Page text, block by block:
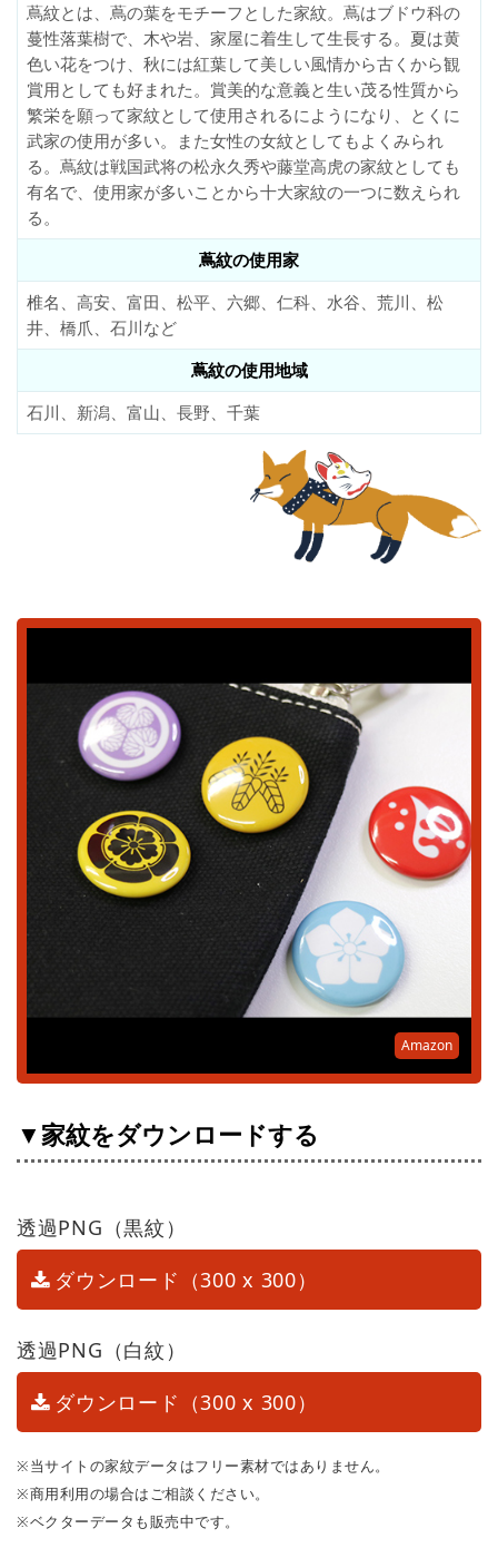
蔦紋とは、蔦の葉をモチーフとした家紋。蔦はブドウ科の
蔓性落葉樹で、木や岩、家屋に着生して生長する。夏は黄
色い花をつけ、秋には紅葉して美しい風情から古くから観
賞用としても好まれた。賞美的な意義と生い茂る性質から
繁栄を願って家紋として使用されるにようになり、とくに
武家の使用が多い。また女性の女紋としてもよくみられ
る。蔦紋は戦国武将の松永久秀や藤堂高虎の家紋としても
有名で、使用家が多いことから十大家紋の一つに数えられ
る。
蔦紋の使用家
椎名、高安、富田、松平、六郷、仁科、水谷、荒川、松
井、橋爪、石川など
蔦紋の使用地域
石川、新潟、富山、長野、千葉
Amazon
▼家紋をダウンロードする
透過PNG（黒紋）
ダウンロード（300 x 300）
透過PNG（白紋）
ダウンロード（300 x 300）
※当サイトの家紋データはフリー素材ではありません。
※商用利用の場合はご相談ください。
※ベクターデータも販売中です。